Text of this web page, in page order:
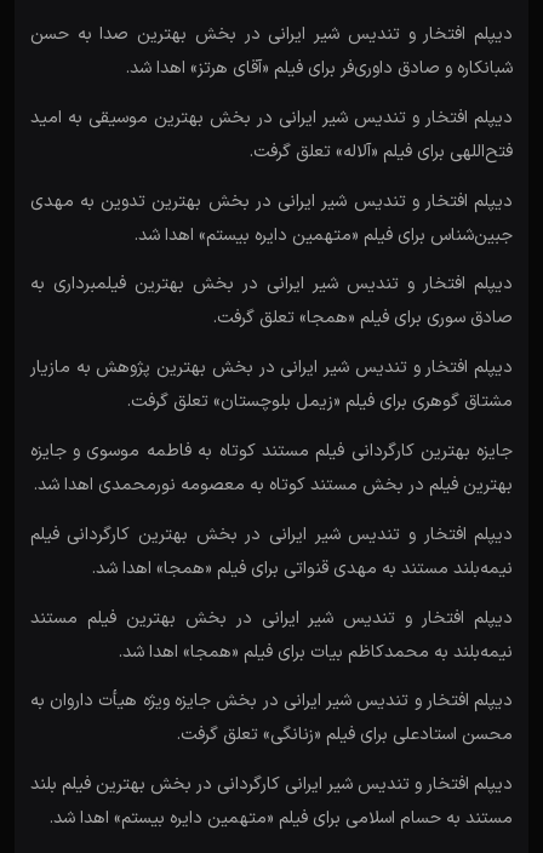
دیپلم افتخار و تندیس شیر ایرانی در بخش بهترین صدا به حسن
شبانکاره و صادق داوری‌فر برای فیلم «آقای هرتز» اهدا شد.
دیپلم افتخار و تندیس شیر ایرانی در بخش بهترین موسیقی به امید
فتح‌اللهی برای فیلم «آلاله» تعلق گرفت.
دیپلم افتخار و تندیس شیر ایرانی در بخش بهترین تدوین به مهدی
جبین‌شناس برای فیلم «متهمین دایره بیستم» اهدا شد.
دیپلم افتخار و تندیس شیر ایرانی در بخش بهترین فیلمبرداری به
صادق سوری برای فیلم «همجا» تعلق گرفت.
دیپلم افتخار و تندیس شیر ایرانی در بخش بهترین پژوهش به مازیار
مشتاق گوهری برای فیلم «زیمل بلوچستان» تعلق گرفت.
جایزه بهترین کارگردانی فیلم مستند کوتاه به فاطمه موسوی و جایزه
بهترین فیلم در بخش مستند کوتاه به معصومه نورمحمدی اهدا شد.
دیپلم افتخار و تندیس شیر ایرانی در بخش بهترین کارگردانی فیلم
نیمه‌بلند مستند به مهدی قنواتی برای فیلم «همجا» اهدا شد.
دیپلم افتخار و تندیس شیر ایرانی در بخش بهترین فیلم مستند
نیمه‌بلند به محمدکاظم بیات برای فیلم «همجا» اهدا شد.
دیپلم افتخار و تندیس شیر ایرانی در بخش جایزه ویژه هیأت داروان به
محسن استادعلی برای فیلم «زنانگی» تعلق گرفت.
دیپلم افتخار و تندیس شیر ایرانی کارگردانی در بخش بهترین فیلم بلند
مستند به حسام اسلامی برای فیلم «متهمین دایره بیستم» اهدا شد.